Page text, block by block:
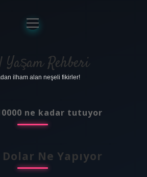
Anasayfa
Gizlilik Politikası
Yasal Uyarı
menüyü
aç
Yaşam Rehberi
ilham alan neşeli fikirler!
ne kadar tutuyor
Ne Yapıyor